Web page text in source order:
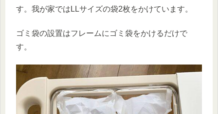
す。我が家ではLLサイズの袋2枚をかけています。
ゴミ袋の設置はフレームにゴミ袋をかけるだけで
す。